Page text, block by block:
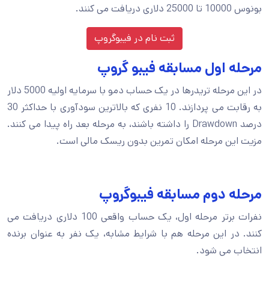
بونوس 10000 تا 25000 دلاری دریافت می کنند.
ثبت نام در فیبوگروپ
مرحله اول مسابقه فیبو گروپ
در این مرحله تریدرها در یک حساب دمو با سرمایه اولیه 5000 دلار
به رقابت می پردازند. 10 نفری که بالاترین سودآوری با حداکثر 30
درصد Drawdown را داشته باشند، به مرحله بعد راه پیدا می کنند.
مزیت این مرحله امکان تمرین بدون ریسک مالی است.
مرحله دوم مسابقه فیبوگروپ
نفرات برتر مرحله اول، یک حساب واقعی 100 دلاری دریافت می
کنند. در این مرحله هم با شرایط مشابه، یک نفر به عنوان برنده
انتخاب می شود.